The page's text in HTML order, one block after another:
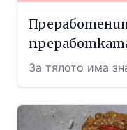
За тялото има